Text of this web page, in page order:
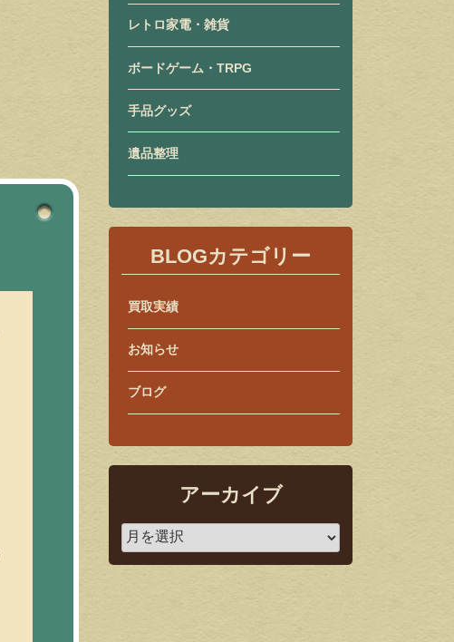
レトロ家電・雑貨
ボードゲーム・TRPG
手品グッズ
遺品整理
BLOGカテゴリー
買取実績
お知らせ
ブログ
アーカイブ